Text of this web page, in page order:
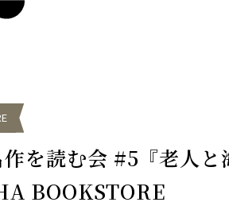
を読む会 #5『老人と
BOOKSTORE